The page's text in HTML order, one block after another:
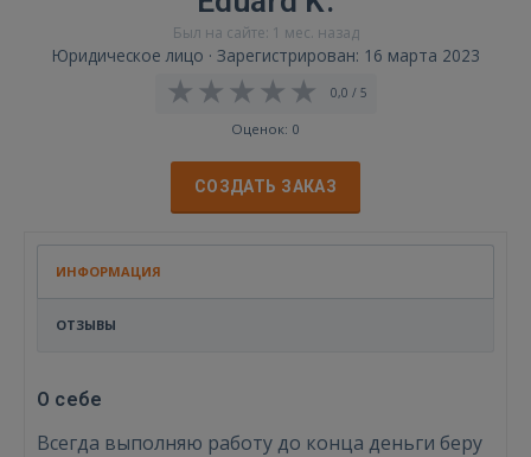
Был на сайте: 1 мес. назад
Юридическое лицо · Зарегистрирован: 16 марта 2023
0,0 / 5
Оценок: 0
СОЗДАТЬ ЗАКАЗ
ИНФОРМАЦИЯ
ОТЗЫВЫ
О себе
Всегда выполняю работу до конца деньги беру